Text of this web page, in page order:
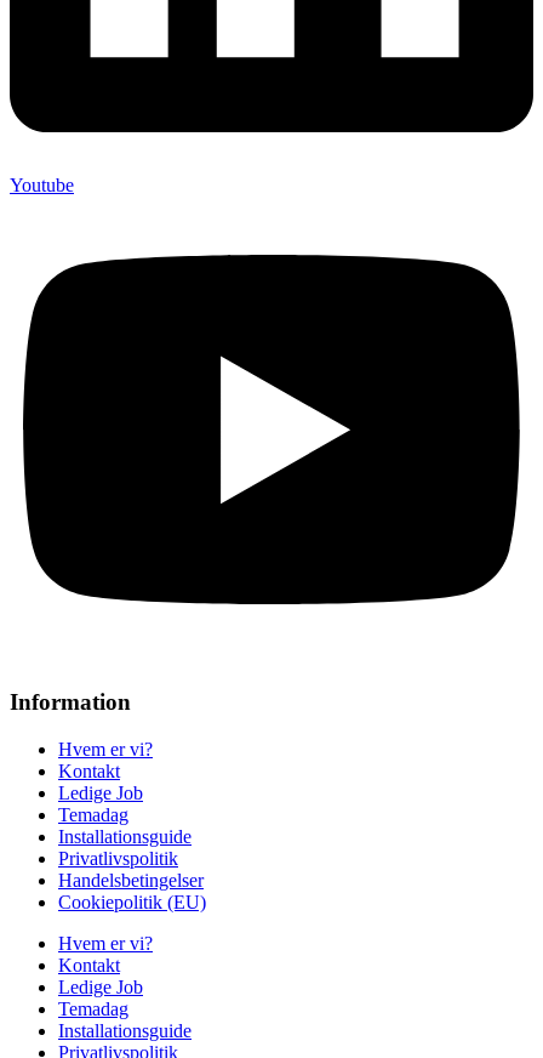
Youtube
Information
Hvem er vi?
Kontakt
Ledige Job
Temadag
Installationsguide
Privatlivspolitik
Handelsbetingelser
Cookiepolitik (EU)
Hvem er vi?
Kontakt
Ledige Job
Temadag
Installationsguide
Privatlivspolitik